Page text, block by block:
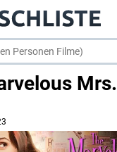
Mrs.